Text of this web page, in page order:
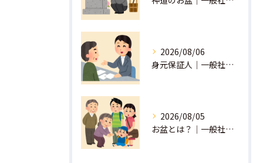
2026/08/06
身元保証人｜一般社団法人 星月
2026/08/05
お盆とは？｜一般社団法人 星月